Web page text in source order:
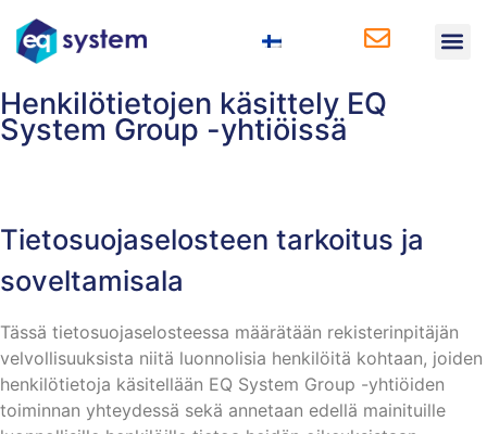
Henkilötietojen käsittely EQ
System Group -yhtiöissä
Tietosuojaselosteen tarkoitus ja
soveltamisala
Tässä tietosuojaselosteessa määrätään rekisterinpitäjän
velvollisuuksista niitä luonnolisia henkilöitä kohtaan, joiden
henkilötietoja käsitellään EQ System Group -yhtiöiden
toiminnan yhteydessä sekä annetaan edellä mainituille